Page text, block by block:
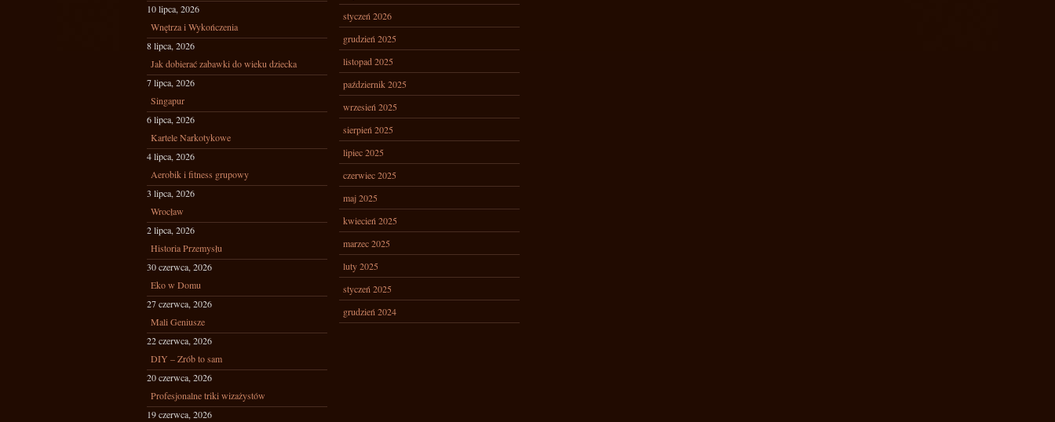
10 lipca, 2026
Wnętrza i Wykończenia
8 lipca, 2026
Jak dobierać zabawki do wieku dziecka
7 lipca, 2026
Singapur
6 lipca, 2026
Kartele Narkotykowe
4 lipca, 2026
Aerobik i fitness grupowy
3 lipca, 2026
Wrocław
2 lipca, 2026
Historia Przemysłu
30 czerwca, 2026
Eko w Domu
27 czerwca, 2026
Mali Geniusze
22 czerwca, 2026
DIY – Zrób to sam
20 czerwca, 2026
Profesjonalne triki wizażystów
19 czerwca, 2026
styczeń 2026
grudzień 2025
listopad 2025
październik 2025
wrzesień 2025
sierpień 2025
lipiec 2025
czerwiec 2025
maj 2025
kwiecień 2025
marzec 2025
luty 2025
styczeń 2025
grudzień 2024